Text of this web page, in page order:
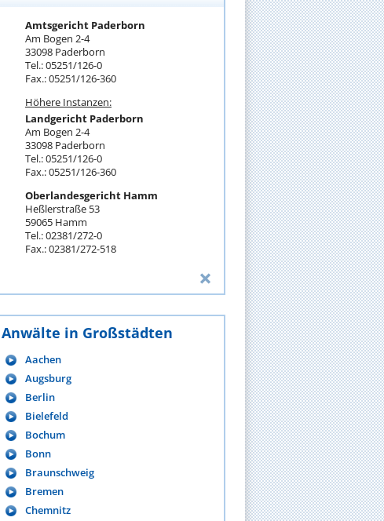
Amtsgericht Paderborn
Am Bogen 2-4
33098 Paderborn
Tel.: 05251/126-0
Fax.: 05251/126-360
Höhere Instanzen:
Landgericht Paderborn
Am Bogen 2-4
33098 Paderborn
Tel.: 05251/126-0
Fax.: 05251/126-360
Oberlandesgericht Hamm
Heßlerstraße 53
59065 Hamm
Tel.: 02381/272-0
Fax.: 02381/272-518
Anwälte in Großstädten
Aachen
Augsburg
Berlin
Bielefeld
Bochum
Bonn
Braunschweig
Bremen
Chemnitz